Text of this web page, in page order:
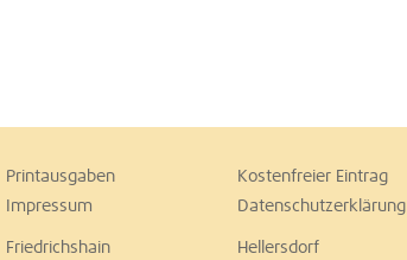
Printausgaben Kostenfreier Eintrag
Impressum
Datenschutzerklärung
Friedrichshain Hellersdorf